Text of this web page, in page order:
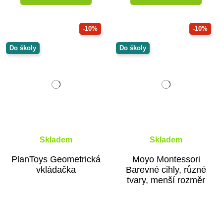
-10%
Do školy
Skladem
PlanToys Geometrická
vkládačka
-10%
Do školy
Skladem
Moyo Montessori
Barevné cihly, různé
tvary, menší rozměr